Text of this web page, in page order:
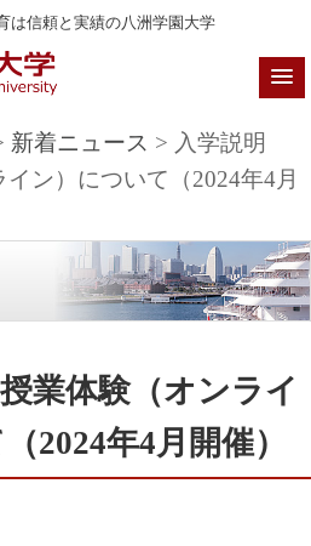
は信頼と実績の八洲学園大学
新着ニュース > 入学説明
ン）について（2024年4月
業体験（オンライ
2024年4月開催）